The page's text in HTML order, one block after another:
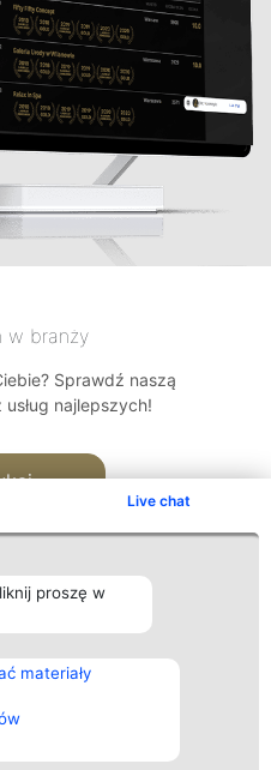
Live chat
proszę w
materiały
w branży
Sprawdź naszą
najlepszych!
Kontakt
Kontakt